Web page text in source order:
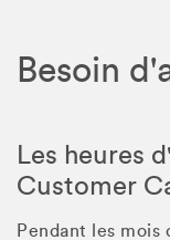
Besoin
Les heures
Customer
Pendant les mois